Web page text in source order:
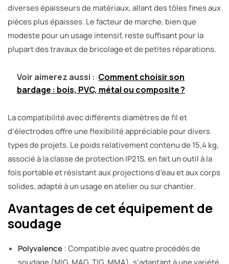
diverses épaisseurs de matériaux, allant des tôles fines aux
pièces plus épaisses. Le facteur de marche, bien que
modeste pour un usage intensif, reste suffisant pour la
plupart des travaux de bricolage et de petites réparations.
Voir aimerez aussi : Comment choisir son
bardage : bois, PVC, métal ou composite ?
La compatibilité avec différents diamètres de fil et
d’électrodes offre une flexibilité appréciable pour divers
types de projets. Le poids relativement contenu de 15,4 kg,
associé à la classe de protection IP21S, en fait un outil à la
fois portable et résistant aux projections d’eau et aux corps
solides, adapté à un usage en atelier ou sur chantier.
Avantages de cet équipement de
soudage
Polyvalence: Compatible avec quatre procédés de